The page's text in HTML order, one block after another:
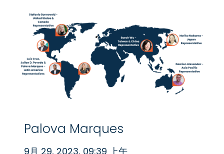
Palova Marques
9月 29, 2023, 09:39 上午